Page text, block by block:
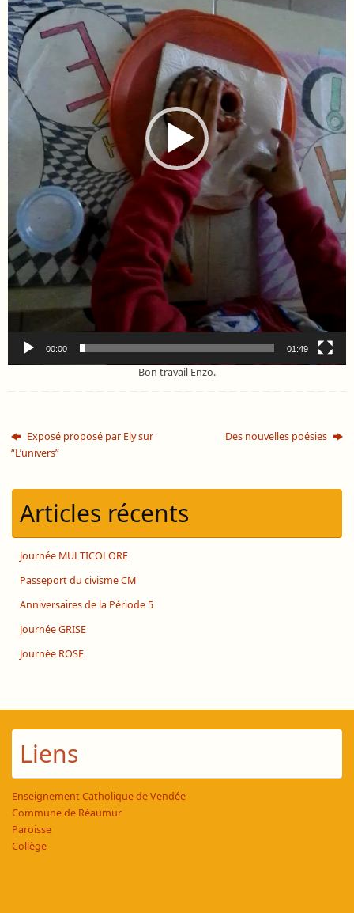
00:00 01:49
Bon travail Enzo.
Exposé proposé par Ely sur
“L’univers”
Des nouvelles poésies
Articles récents
Journée MULTICOLORE
Passeport du civisme CM
Anniversaires de la Période 5
Journée GRISE
Journée ROSE
Liens
Enseignement Catholique de Vendée
Commune de Réaumur
Paroisse
Collège